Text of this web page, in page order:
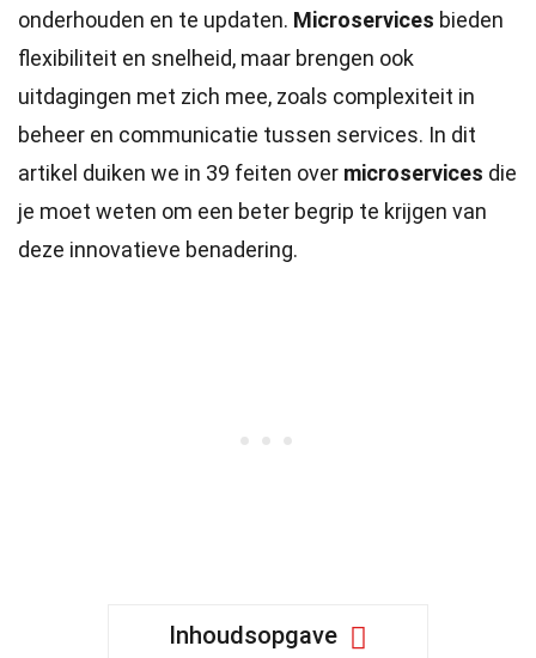
onderhouden en te updaten. Microservices bieden
flexibiliteit en snelheid, maar brengen ook
uitdagingen met zich mee, zoals complexiteit in
beheer en communicatie tussen services. In dit
artikel duiken we in 39 feiten over microservices die
je moet weten om een beter begrip te krijgen van
deze innovatieve benadering.
Inhoudsopgave